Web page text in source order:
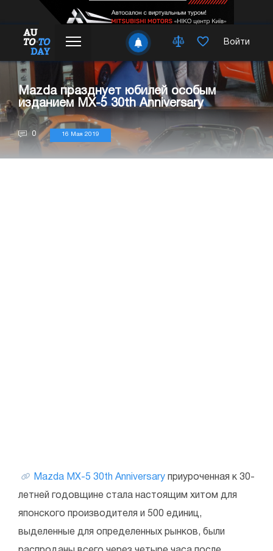
Войти
Mazda празднует юбилей особым
изданием MX-5 30th Anniversary
0 16 Мая 2019
Mazda MX-5 30th Anniversary приуроченная к 30-
летней годовщине стала настоящим хитом для
японского производителя и 500 единиц,
выделенные для определенных рынков, были